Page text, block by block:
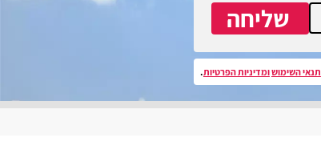
שליחה
תנאי השימושומדיניות הפרטיות.